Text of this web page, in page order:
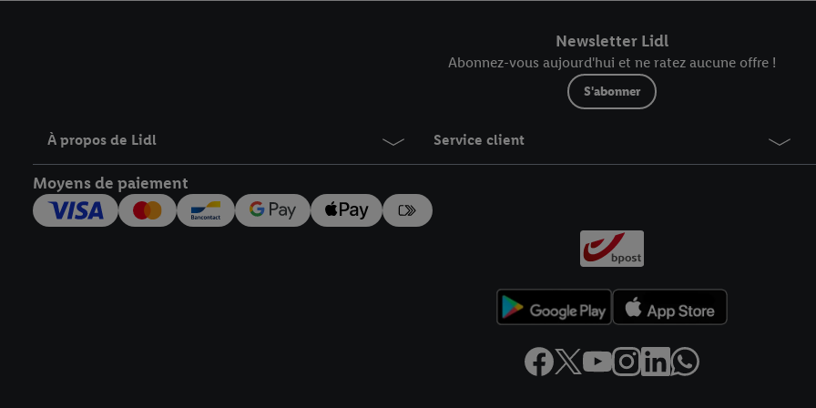
Newsletter Lidl
Abonnez-vous aujourd'hui et ne ratez aucune offre !
S'abonner
À propos de Lidl Service client
Moyens de paiement